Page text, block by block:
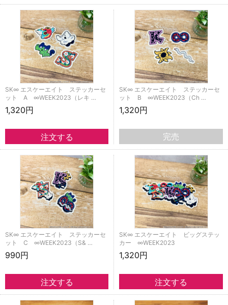
SK∞ エスケーエイト ステッカーセ
ット A ∞WEEK2023（レキ …
1,320円
SK∞ エスケーエイト ステッカーセ
ット B ∞WEEK2023（Ch …
1,320円
完売
SK∞ エスケーエイト ステッカーセ
ット C ∞WEEK2023（S& …
990円
SK∞ エスケーエイト ビッグステッ
カー ∞WEEK2023
1,320円